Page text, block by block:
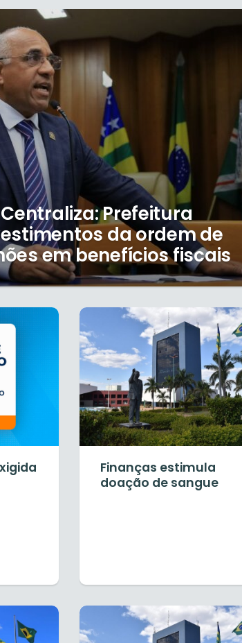
Prefeitura
da ordem de
em benefícios fiscais
Finanças estimula
doação de sangue